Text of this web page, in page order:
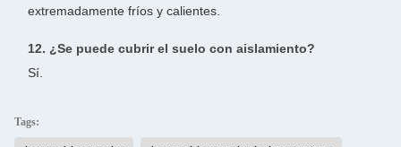
extremadamente fríos y calientes.
12. ¿Se puede cubrir el suelo con aislamiento?
Sí.
Tags: